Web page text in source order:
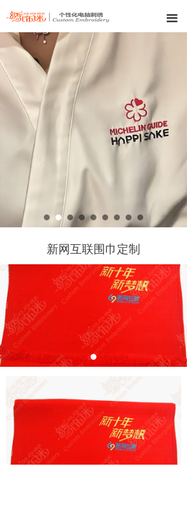
끀
新网互联围巾定制